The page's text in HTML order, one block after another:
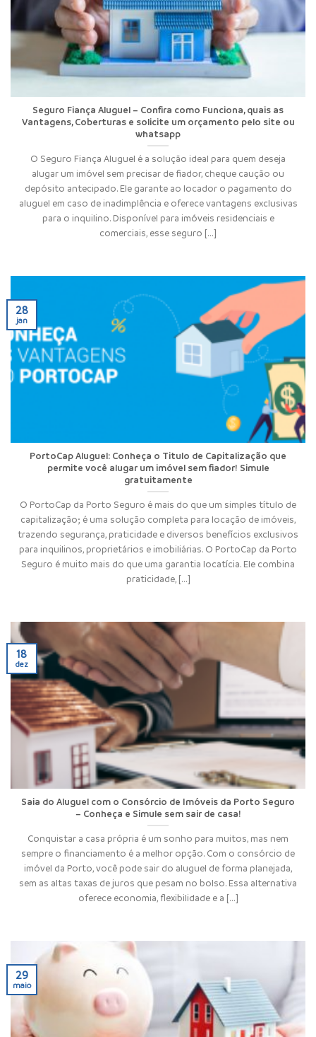
Seguro Fiança Aluguel – Confira como Funciona, quais as
Vantagens, Coberturas e solicite um orçamento pelo site ou
whatsapp
O Seguro Fiança Aluguel é a solução ideal para quem deseja
alugar um imóvel sem precisar de fiador, cheque caução ou
depósito antecipado. Ele garante ao locador o pagamento do
aluguel em caso de inadimplência e oferece vantagens exclusivas
para o inquilino. Disponível para imóveis residenciais e
comerciais, esse seguro [...]
PortoCap Aluguel: Conheça o Titulo de Capitalização que
permite você alugar um imóvel sem fiador! Simule
gratuitamente
O PortoCap da Porto Seguro é mais do que um simples título de
capitalização; é uma solução completa para locação de imóveis,
trazendo segurança, praticidade e diversos benefícios exclusivos
para inquilinos, proprietários e imobiliárias. O PortoCap da Porto
Seguro é muito mais do que uma garantia locatícia. Ele combina
praticidade, [...]
28
jan
Saia do Aluguel com o Consórcio de Imóveis da Porto Seguro
– Conheça e Simule sem sair de casa!
Conquistar a casa própria é um sonho para muitos, mas nem
sempre o financiamento é a melhor opção. Com o consórcio de
imóvel da Porto, você pode sair do aluguel de forma planejada,
sem as altas taxas de juros que pesam no bolso. Essa alternativa
oferece economia, flexibilidade e a [...]
18
dez
29
maio